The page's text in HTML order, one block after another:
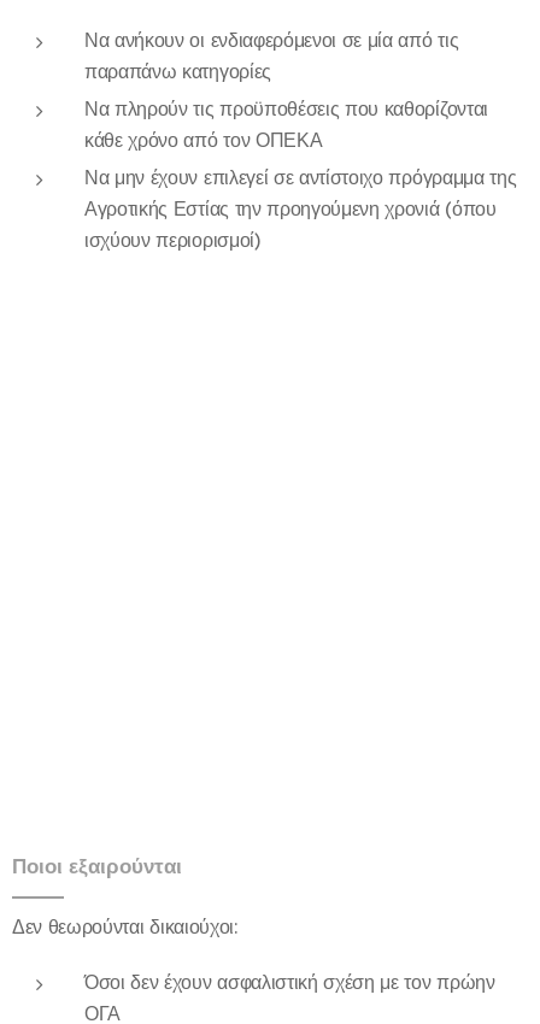
Να ανήκουν οι ενδιαφερόμενοι σε μία από τις
παραπάνω κατηγορίες
Να πληρούν τις προϋποθέσεις που καθορίζονται
κάθε χρόνο από τον ΟΠΕΚΑ
Να μην έχουν επιλεγεί σε αντίστοιχο πρόγραμμα της
Αγροτικής Εστίας την προηγούμενη χρονιά (όπου
ισχύουν περιορισμοί)
Ποιοι εξαιρούνται
Δεν θεωρούνται δικαιούχοι:
Όσοι δεν έχουν ασφαλιστική σχέση με τον πρώην
ΟΓΑ